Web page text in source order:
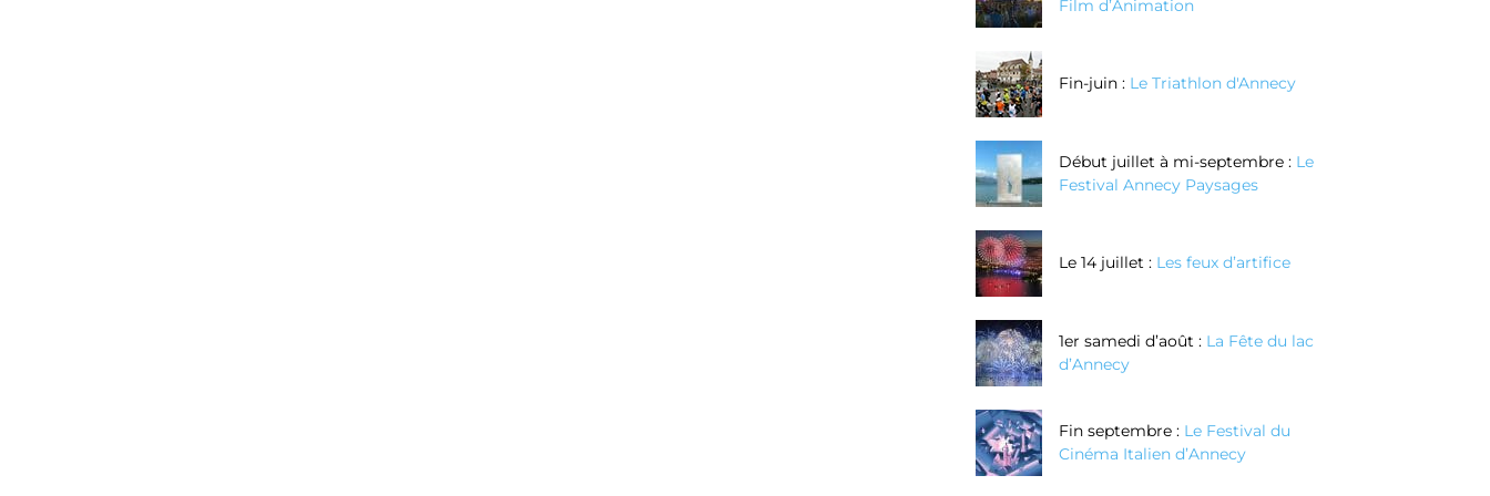
Film d’Animation
Fin-juin : Le Triathlon d'Annecy
Début juillet à mi-septembre : Le
Festival Annecy Paysages
Le 14 juillet : Les feux d’artifice
1er samedi d’août : La Fête du lac
d’Annecy
Fin septembre : Le Festival du
Cinéma Italien d’Annecy